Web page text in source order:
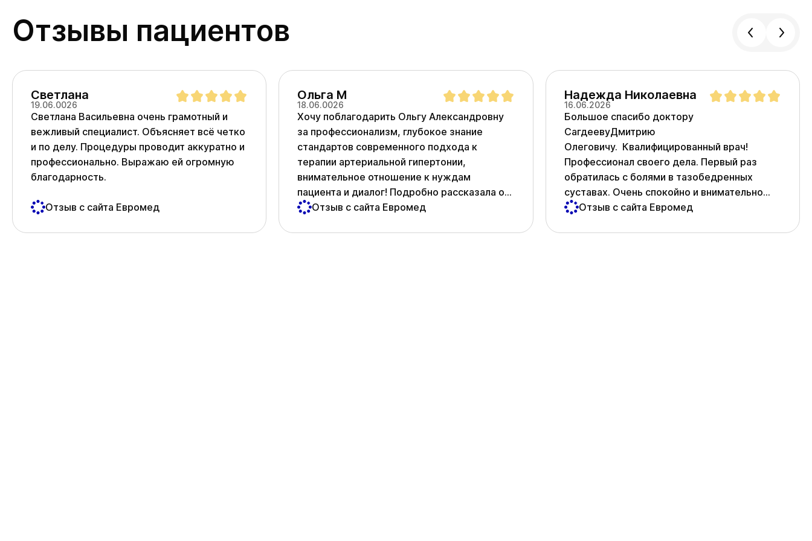
Отзывы пациентов
Светлана
19.06.0026
Светлана Васильевна очень грамотный и
вежливый специалист. Объясняет всё четко
и по делу. Процедуры проводит аккуратно и
профессионально. Выражаю ей огромную
благодарность.
Отзыв с сайта Евромед
Ольга М
18.06.0026
Хочу поблагодарить Ольгу Александровну
за профессионализм, глубокое знание
стандартов современного подхода к
терапии артериальной гипертонии,
внимательное отношение к нуждам
пациента и диалог! Подробно рассказала о
рисках и последствиях, а также вариантах
Отзыв с сайта Евромед
Надежда Николаевна
16.06.2026
Большое спасибо доктору
СагдеевуДмитрию
Олеговичу. Квалифицированный врач!
Профессионал своего дела. Первый раз
обратилась с болями в тазобедренных
суставах. Очень спокойно и внимательно
выслушал, назначил манипуляции , которые
Отзыв с сайта Евромед